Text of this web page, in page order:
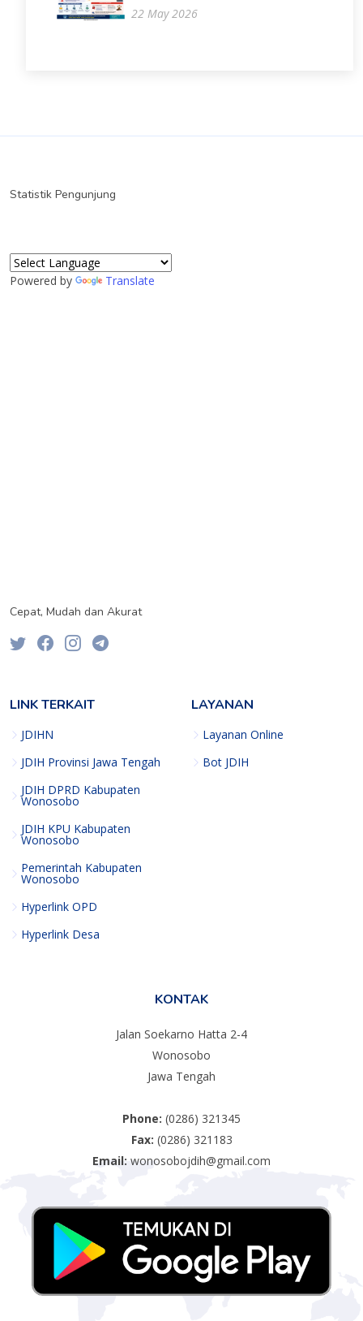
22 May 2026
Statistik Pengunjung
Powered by Translate
Cepat, Mudah dan Akurat
LINK TERKAIT
JDIHN
JDIH Provinsi Jawa Tengah
JDIH DPRD Kabupaten
Wonosobo
JDIH KPU Kabupaten
Wonosobo
Pemerintah Kabupaten
Wonosobo
Hyperlink OPD
Hyperlink Desa
LAYANAN
Layanan Online
Bot JDIH
KONTAK
Jalan Soekarno Hatta 2-4
Wonosobo
Jawa Tengah
Phone: (0286) 321345
Fax: (0286) 321183
Email: wonosobojdih@gmail.com